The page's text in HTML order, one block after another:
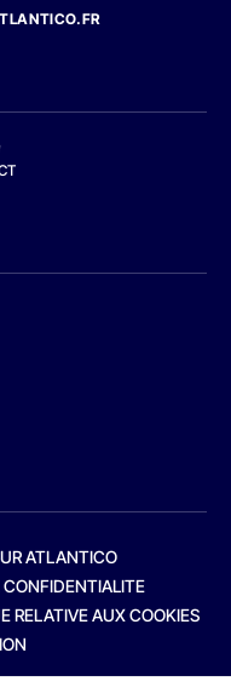
ATLANTICO
CONFIDENTIALITE
RELATIVE AUX COOKIES